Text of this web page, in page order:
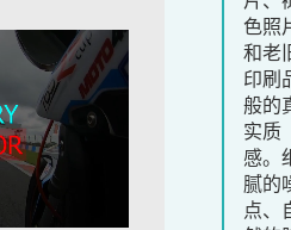
色照
和老
印刷
般的
实质
感。
腻的
点、